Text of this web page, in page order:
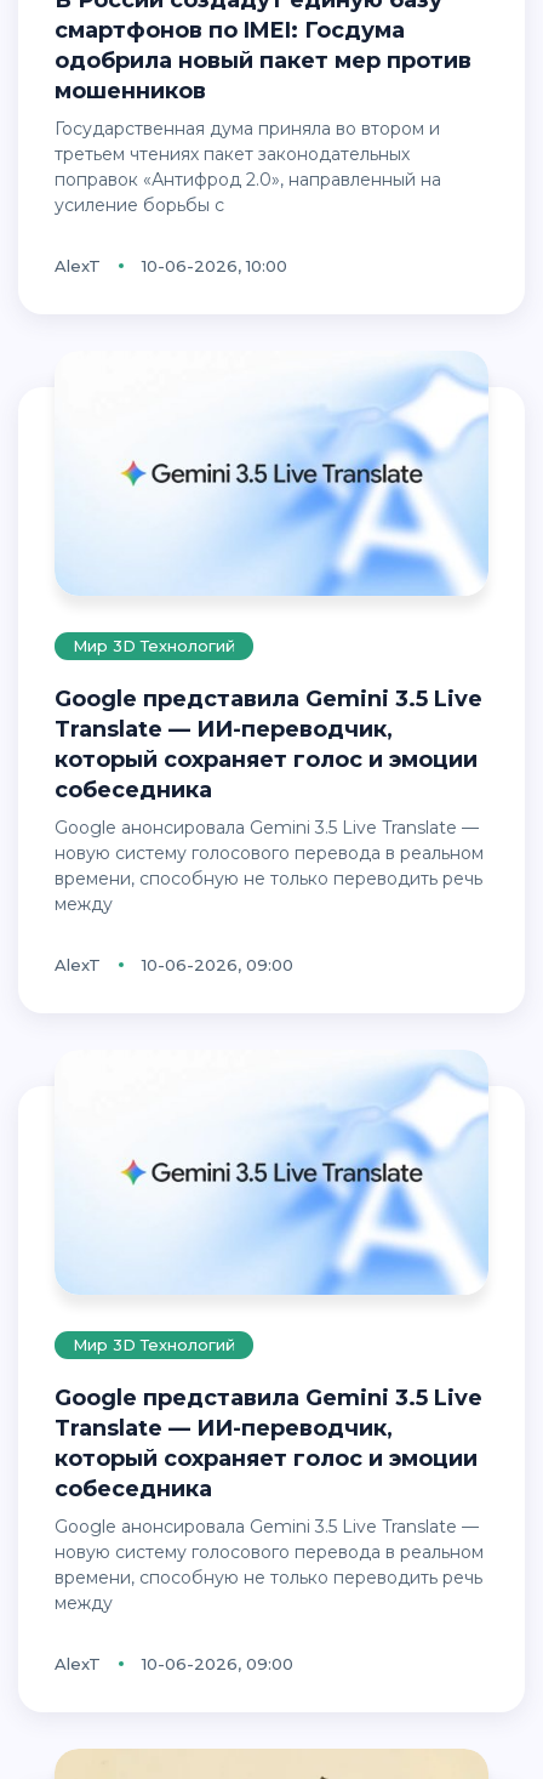
смартфонов по IMEI: Госдума
одобрила новый пакет мер против
мошенников
Государственная дума приняла во втором и
третьем чтениях пакет законодательных
поправок «Антифрод 2.0», направленный на
усиление борьбы с
AlexT 10-06-2026, 10:00
Мир 3D Технологий
Google представила Gemini 3.5 Live
Translate — ИИ-переводчик,
который сохраняет голос и эмоции
собеседника
Google анонсировала Gemini 3.5 Live Translate —
новую систему голосового перевода в реальном
времени, способную не только переводить речь
между
AlexT 10-06-2026, 09:00
Мир 3D Технологий
Google представила Gemini 3.5 Live
Translate — ИИ-переводчик,
который сохраняет голос и эмоции
собеседника
Google анонсировала Gemini 3.5 Live Translate —
новую систему голосового перевода в реальном
времени, способную не только переводить речь
между
AlexT 10-06-2026, 09:00